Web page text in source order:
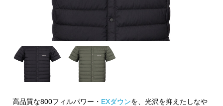
高品質な800フィルパワー・ EXダウンを、光沢を抑えたしなや